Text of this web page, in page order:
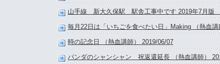
山手線 新大久保駅 駅舎工事中です 2019年7月版
毎月22日は「いちごを食べたい日」Making （熱血
時の記念日 （熱血講師） 2019/06/07
パンダのシャンシャン 祝返還延長 （熱血講師）